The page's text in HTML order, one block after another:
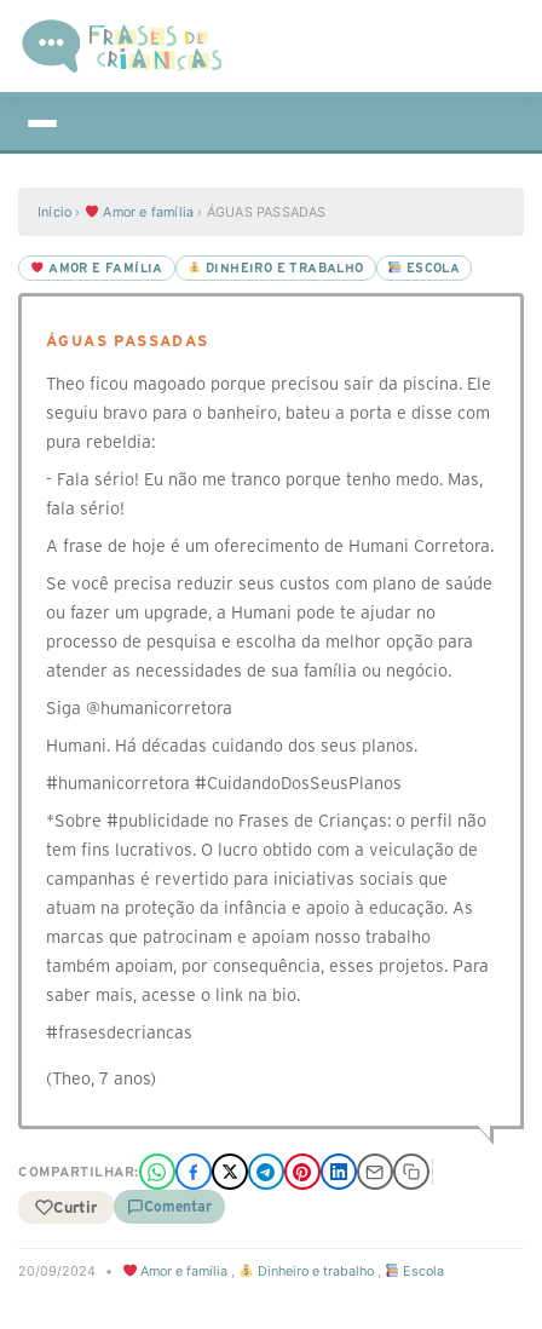
Início › Amor e família › ÁGUAS PASSADAS
AMOR E FAMÍLIA DINHEIRO E TRABALHO ESCOLA
ÁGUAS PASSADAS
Theo ficou magoado porque precisou sair da piscina. Ele
seguiu bravo para o banheiro, bateu a porta e disse com
pura rebeldia:
- Fala sério! Eu não me tranco porque tenho medo. Mas,
fala sério!
A frase de hoje é um oferecimento de Humani Corretora.
Se você precisa reduzir seus custos com plano de saúde
ou fazer um upgrade, a Humani pode te ajudar no
processo de pesquisa e escolha da melhor opção para
atender as necessidades de sua família ou negócio.
Siga @humanicorretora
Humani. Há décadas cuidando dos seus planos.
#humanicorretora #CuidandoDosSeusPlanos
*Sobre #publicidade no Frases de Crianças: o perfil não
tem fins lucrativos. O lucro obtido com a veiculação de
campanhas é revertido para iniciativas sociais que
atuam na proteção da infância e apoio à educação. As
marcas que patrocinam e apoiam nosso trabalho
também apoiam, por consequência, esses projetos. Para
saber mais, acesse o link na bio.
#frasesdecriancas
(Theo, 7 anos)
COMPARTILHAR:
Curtir Comentar
20/09/2024 • Amor e família , Dinheiro e trabalho, Escola